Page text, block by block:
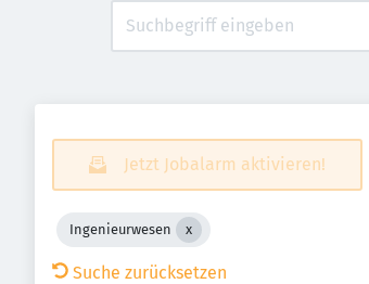
Jetzt Jobalarm aktivieren!
Ingenieurwesen
Suche zurücksetzen